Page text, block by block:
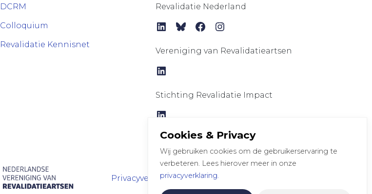
Cookies & Privacy
Wij gebruiken cookies om de gebruikerservaring te
verbeteren. Lees hierover meer in onze
privacyverklaring.
DCRM
Colloquium
Revalidatie Kennisnet
Revalidatie Nederland
LinkedIn
Bluesky
Facebook
Instagram
Vereniging van Revalidatieartsen
LinkedIn
Stichting Revalidatie Impact
LinkedIn
Privacyverklaring Disclaimer